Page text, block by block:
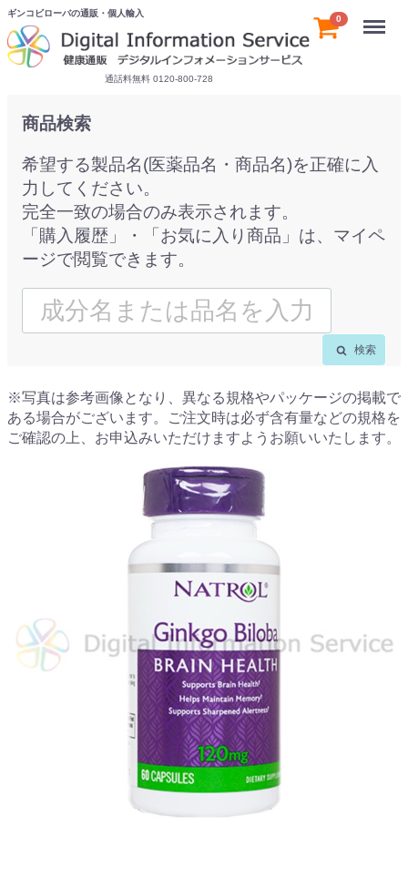
ギンコビローバの通販・個人輸入
通話料無料 0120-800-728
0 Menu
商品検索
希望する製品名(医薬品名・商品名)を正確に入
力してください。
完全一致の場合のみ表示されます。
「購入履歴」・「お気に入り商品」は、マイペ
ージで閲覧できます。
検索
※写真は参考画像となり、異なる規格やパッケージの掲載で
ある場合がございます。ご注文時は必ず含有量などの規格を
ご確認の上、お申込みいただけますようお願いいたします。